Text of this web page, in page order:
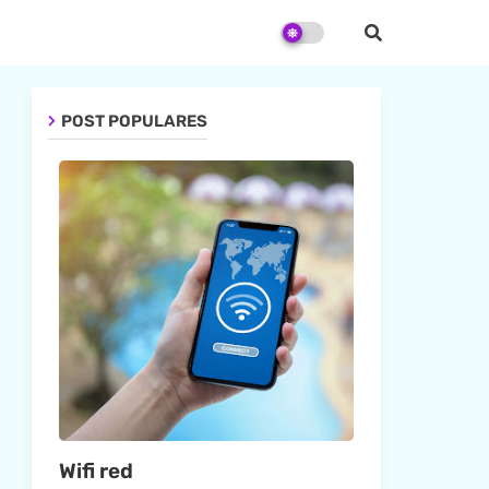
POST POPULARES
Wifi red